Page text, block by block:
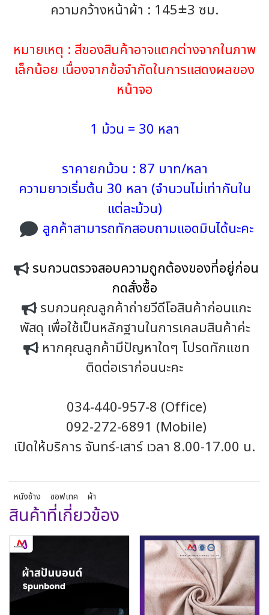
ความกว้างหน้าผ้า : 145±3 ซม.
หมายเหตุ : สีของสินค้าอาจแตกต่างจากในภาพ
เล็กน้อย เนื่องจากข้อจำกัดในการแสดงผลของ
หน้าจอ
1 ม้วน = 30 หลา
ราคายกม้วน : 87 บาท/หลา
ความยาวเริ่มต้น 30 หลา (จำนวนไม่เท่ากันใน
แต่ละม้วน)
ลูกค้าสามารถทักสอบถามแอดมินได้นะคะ
รบกวนตรวจสอบความถูกต้องของที่อยู่ก่อน
กดสั่งซื้อ
รบกวนคุณลูกค้าถ่ายวีดีโอสินค้าก่อนแกะ
พัสดุ เพื่อใช้เป็นหลักฐานในการเคลมสินค้าค่ะ
หากคุณลูกค้ามีปัญหาใดๆ โปรดทักแชท
ติดต่อเราก่อนนะคะ
034-440-957-8 (Office)
092-272-6891 (Mobile)
เปิดให้บริการ จันทร์-เสาร์ เวลา 8.00-17.00 น.
หนังช้าง ซอฟเทค ผ้า
สินค้าที่เกี่ยวข้อง